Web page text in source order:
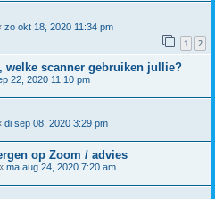
zo okt 18, 2020 11:34 pm
1 2
welke scanner gebruiken jullie?
22, 2020 11:10 pm
di sep 08, 2020 3:29 pm
op Zoom / advies
ma aug 24, 2020 7:20 am